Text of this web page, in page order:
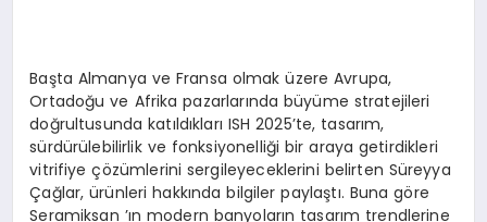
Başta Almanya ve Fransa olmak üzere Avrupa,
Ortadoğu ve Afrika pazarlarında büyüme stratejileri
doğrultusunda katıldıkları ISH 2025’te, tasarım,
sürdürülebilirlik ve fonksiyonelliği bir araya getirdikleri
vitrifiye çözümlerini sergileyeceklerini belirten Süreyya
Çağlar, ürünleri hakkında bilgiler paylaştı. Buna göre
Seramiksan ’ın modern banyoların tasarım trendlerine